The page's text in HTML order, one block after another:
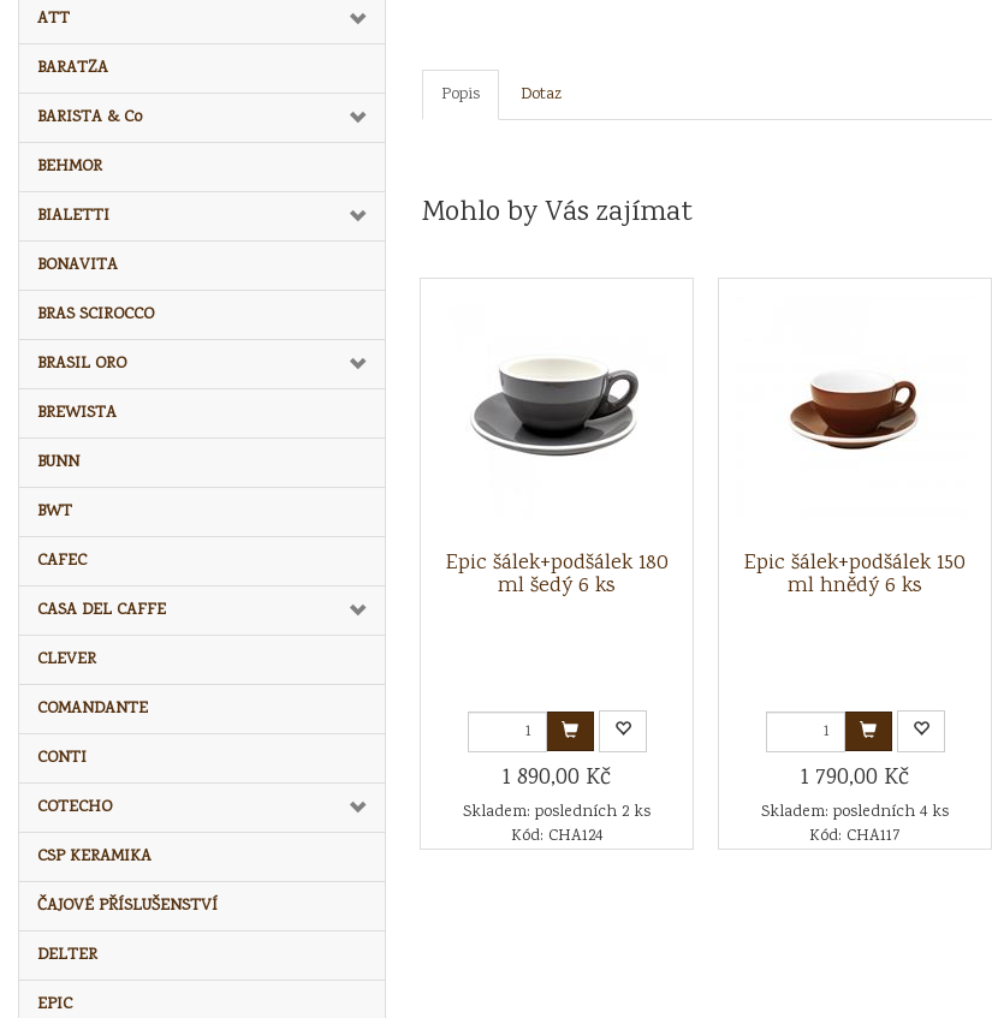
ATT
BARATZA
BARISTA & Co
BEHMOR
BIALETTI
BONAVITA
BRAS SCIROCCO
BRASIL ORO
BREWISTA
BUNN
BWT
CAFEC
CASA DEL CAFFE
CLEVER
COMANDANTE
CONTI
COTECHO
CSP KERAMIKA
ČAJOVÉ PŘÍSLUŠENSTVÍ
DELTER
EPIC
Popis Dotaz
Mohlo by Vás zajímat
Epic šálek+podšálek 180
ml šedý 6 ks
1 890,00 Kč
Skladem: posledních 2 ks
Kód: CHA124
Epic šálek+podšálek 150
ml hnědý 6 ks
1 790,00 Kč
Skladem: posledních 4 ks
Kód: CHA117